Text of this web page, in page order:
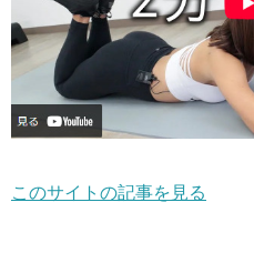
このサイトの記事を見る